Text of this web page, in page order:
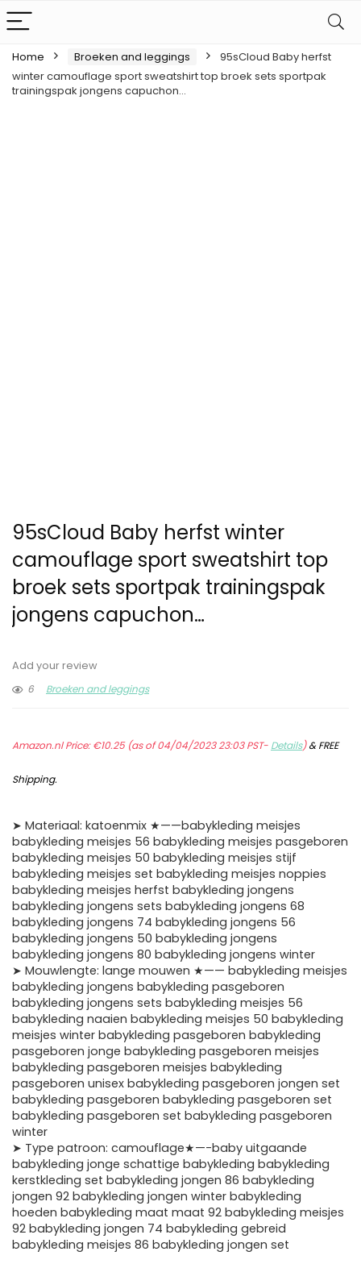
Home Broeken and leggings
95sCloud Baby herfst
winter camouflage sport sweatshirt top broek sets sportpak
trainingspak jongens capuchon…
95sCloud Baby herfst winter
camouflage sport sweatshirt top
broek sets sportpak trainingspak
jongens capuchon…
Add your review
6
Broeken and leggings
Amazon.nl Price:€10.25(as of 04/04/2023 23:03 PST- Details)&FREE
Shipping.
➤ Materiaal: katoenmix ★——babykleding meisjes
babykleding meisjes 56 babykleding meisjes pasgeboren
babykleding meisjes 50 babykleding meisjes stijf
babykleding meisjes set babykleding meisjes noppies
babykleding meisjes herfst babykleding jongens
babykleding jongens sets babykleding jongens 68
babykleding jongens 74 babykleding jongens 56
babykleding jongens 50 babykleding jongens
babykleding jongens 80 babykleding jongens winter
➤ Mouwlengte: lange mouwen ★—— babykleding meisjes
babykleding jongens babykleding pasgeboren
babykleding jongens sets babykleding meisjes 56
babykleding naaien babykleding meisjes 50 babykleding
meisjes winter babykleding pasgeboren babykleding
pasgeboren jonge babykleding pasgeboren meisjes
babykleding pasgeboren meisjes babykleding
pasgeboren unisex babykleding pasgeboren jongen set
babykleding pasgeboren babykleding pasgeboren set
babykleding pasgeboren set babykleding pasgeboren
winter
➤ Type patroon: camouflage★—-baby uitgaande
babykleding jonge schattige babykleding babykleding
kerstkleding set babykleding jongen 86 babykleding
jongen 92 babykleding jongen winter babykleding
hoeden babykleding maat maat 92 babykleding meisjes
92 babykleding jongen 74 babykleding gebreid
babykleding meisjes 86 babykleding jongen set